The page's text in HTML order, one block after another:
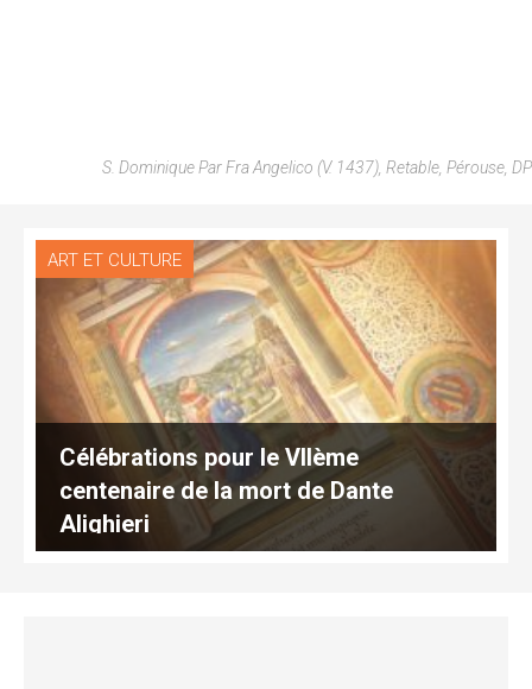
S. Dominique Par Fra Angelico (v. 1437), Retable, Pérouse, DP
ART ET CULTURE
Célébrations pour le VIIème
centenaire de la mort de Dante
Alighieri